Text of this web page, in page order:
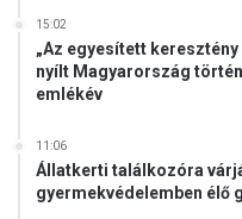
15:02
„Az egyesített
nyílt Magyarország
emlékév
11:06
Állatkerti találkozóra
gyermekvédelemben élő